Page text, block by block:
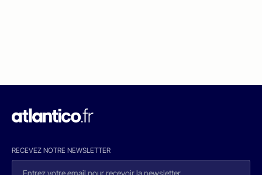
RECEVEZ NOTRE NEWSLETTER